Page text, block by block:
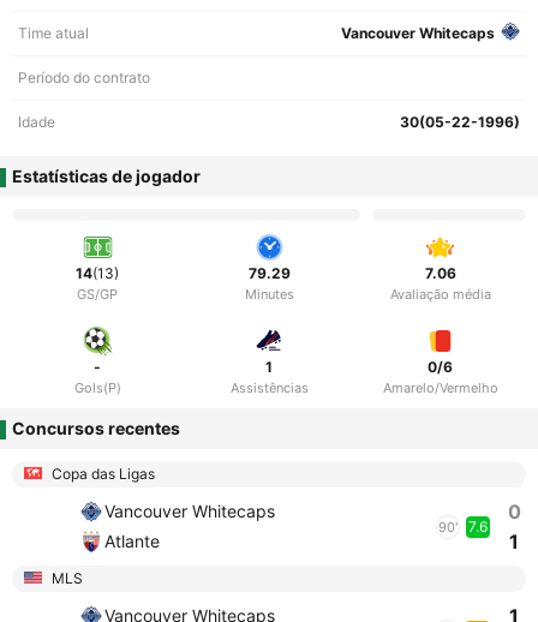
Time atual Vancouver Whitecaps
Período do contrato
Idade 30(05-22-1996)
Estatísticas de jogador
14(13)
GS/GP
79.29
Minutes
7.06
Avaliação média
-
Gols(P)
1
Assistências
0/6
Amarelo/Vermelho
Concursos recentes
Copa das Ligas
Vancouver Whitecaps
Atlante
90' 7.6
0
1
MLS
Vancouver Whitecaps 1